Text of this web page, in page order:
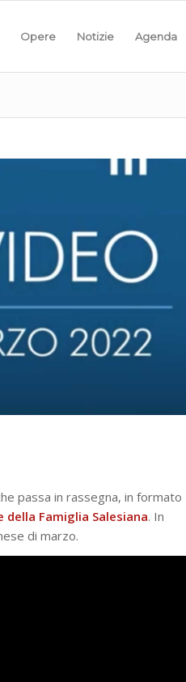
Opere Notizie Agenda
passa in rassegna, in formato
della Famiglia Salesiana. In
di marzo.